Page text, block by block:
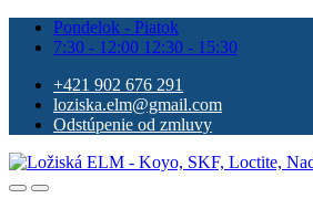
Pondelok - Piatok
7:30 - 12:00 12:30 - 15:30
+421 902 676 291
loziska.elm@gmail.com
Odstúpenie od zmluvy